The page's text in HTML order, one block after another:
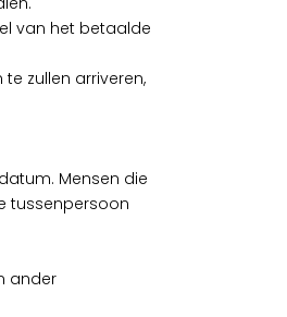
van het betaalde
zullen arriveren,
Mensen die
tussenpersoon
ander